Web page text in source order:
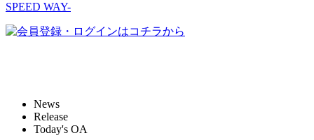
News
Release
Today's OA